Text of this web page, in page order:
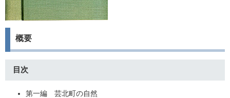
概要
目次
第一編 芸北町の自然